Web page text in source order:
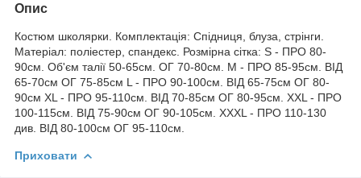
Опис
Костюм школярки. Комплектація: Спідниця, блуза, стрінги.
Матеріал: поліестер, спандекс. Розмірна сітка: S - ПРО 80-
90см. Об'єм талії 50-65см. ОГ 70-80см. M - ПРО 85-95см. ВІД
65-70см ОГ 75-85см L - ПРО 90-100см. ВІД 65-75см ОГ 80-
90см XL - ПРО 95-110см. ВІД 70-85см ОГ 80-95см. XXL - ПРО
100-115см. ВІД 75-90см ОГ 90-105см. XXXL - ПРО 110-130
див. ВІД 80-100см ОГ 95-110см.
Приховати